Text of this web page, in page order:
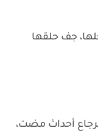
جف حلقها
أحداث مضت،